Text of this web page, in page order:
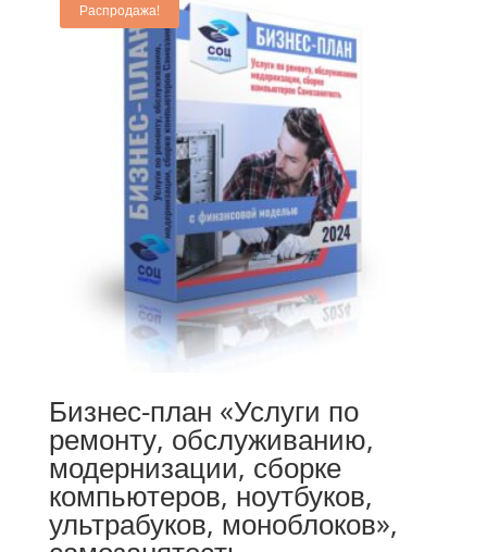
Распродажа!
Бизнес-план «Услуги по
ремонту, обслуживанию,
модернизации, сборке
компьютеров, ноутбуков,
ультрабуков, моноблоков»,